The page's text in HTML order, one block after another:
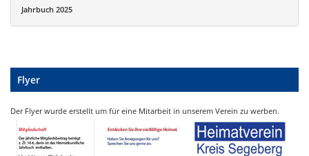
Jahrbuch 2025
Flyer
Der Flyer wurde erstellt um für eine Mitarbeit in unserem Verein zu werben.